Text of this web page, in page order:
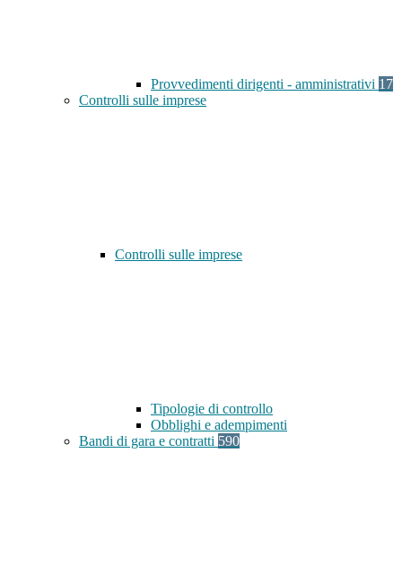
Provvedimenti dirigenti - amministrativi 17
Controlli sulle imprese
Controlli sulle imprese
Tipologie di controllo
Obblighi e adempimenti
Bandi di gara e contratti 590